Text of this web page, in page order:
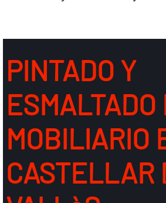
PINTADO Y
ESMALTADO
MOBILIARIO
CASTELLAR